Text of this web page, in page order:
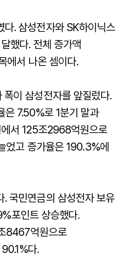
. 삼성전자와 SK하이닉스
했다. 전체 증가액
에서 나온 셈이다.
이 삼성전자를 앞질렀다.
은 7.50%로 1분기 말과
서 125조2968억원으로
었고 증가율은 190.3%에
국민연금의 삼성전자 보유
포인트 상승했다.
8467억원으로
다.